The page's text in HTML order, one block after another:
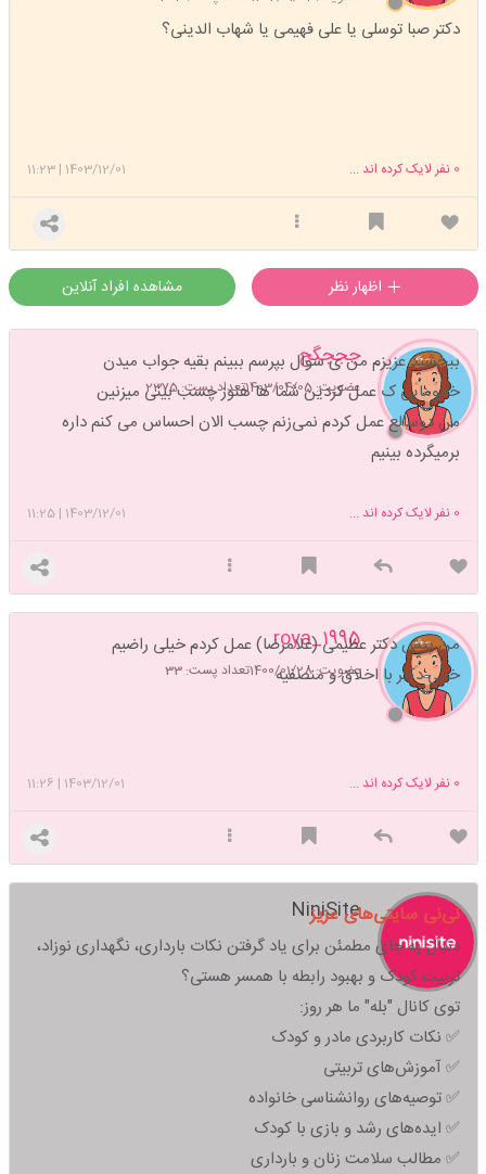
دکتر صبا توسلی یا علی فهیمی یا شهاب الدینی؟
1403/12/01
|
11:23 0 نفر لایک کرده اند ...
مشاهده افراد آنلاین
جججگج
عضویت: 1403/04/05 تعداد پست: 2375
ببخشید عزیزم من ی سوال بپرسم ببینم بقیه جواب میدن
خانومایی ک عمل کردین شما ها هنوز چسب بینی میزنین
من دوسالع عمل کردم نمی‌زنم چسب الان احساس می کنم داره
برمیگرده بینیم
1403/12/01
|
11:25 0 نفر لایک کرده اند ...
roya_1995
عضویت: 1400/01/28 تعداد پست: 33
من پیش دکتر عظیمی (غلامرضا) عمل کردم خیلی راضیم
خیلی دکتر با اخلاق و منصفیه
1403/12/01
|
11:26 0 نفر لایک کرده اند ...
NiniSite
نی‌نی سایتی‌های عزیز
دنبال یه جای مطمئن برای یاد گرفتن نکات بارداری، نگهداری نوزاد،
تربیت کودک و بهبود رابطه با همسر هستی؟
توی کانال "بله" ما هر روز:
✅ نکات کاربردی مادر و کودک
✅ آموزش‌های تربیتی
✅ توصیه‌های روانشناسی خانواده
✅ ایده‌های رشد و بازی با کودک
✅ مطالب سلامت زنان و بارداری